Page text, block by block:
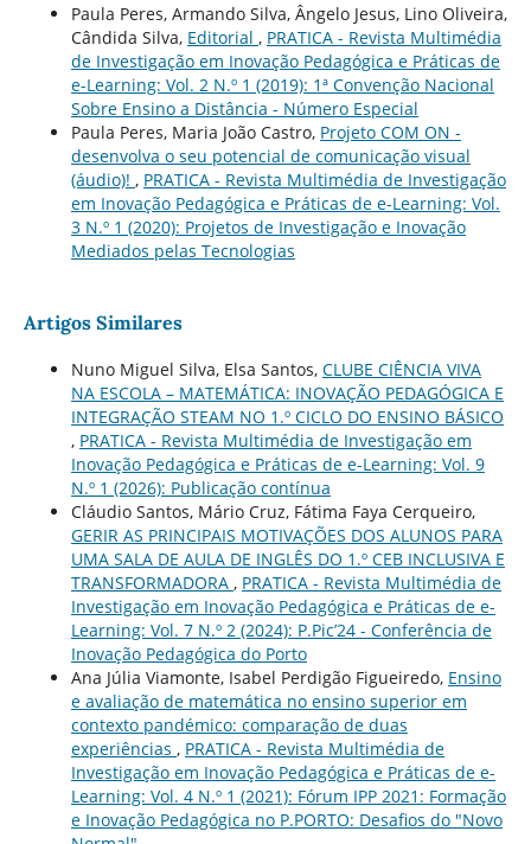
Paula Peres, Armando Silva, Ângelo Jesus, Lino Oliveira,
Cândida Silva, Editorial , PRATICA - Revista Multimédia
de Investigação em Inovação Pedagógica e Práticas de
e-Learning: Vol. 2 N.º 1 (2019): 1ª Convenção Nacional
Sobre Ensino a Distância - Número Especial
Paula Peres, Maria João Castro, Projeto COM ON -
desenvolva o seu potencial de comunicação visual
(áudio)! , PRATICA - Revista Multimédia de Investigação
em Inovação Pedagógica e Práticas de e-Learning: Vol.
3 N.º 1 (2020): Projetos de Investigação e Inovação
Mediados pelas Tecnologias
Artigos Similares
Nuno Miguel Silva, Elsa Santos, CLUBE CIÊNCIA VIVA
NA ESCOLA – MATEMÁTICA: INOVAÇÃO PEDAGÓGICA E
INTEGRAÇÃO STEAM NO 1.º CICLO DO ENSINO BÁSICO
, PRATICA - Revista Multimédia de Investigação em
Inovação Pedagógica e Práticas de e-Learning: Vol. 9
N.º 1 (2026): Publicação contínua
Cláudio Santos, Mário Cruz, Fátima Faya Cerqueiro,
GERIR AS PRINCIPAIS MOTIVAÇÕES DOS ALUNOS PARA
UMA SALA DE AULA DE INGLÊS DO 1.º CEB INCLUSIVA E
TRANSFORMADORA , PRATICA - Revista Multimédia de
Investigação em Inovação Pedagógica e Práticas de e-
Learning: Vol. 7 N.º 2 (2024): P.Pic’24 - Conferência de
Inovação Pedagógica do Porto
Ana Júlia Viamonte, Isabel Perdigão Figueiredo, Ensino
e avaliação de matemática no ensino superior em
contexto pandémico: comparação de duas
experiências , PRATICA - Revista Multimédia de
Investigação em Inovação Pedagógica e Práticas de e-
Learning: Vol. 4 N.º 1 (2021): Fórum IPP 2021: Formação
e Inovação Pedagógica no P.PORTO: Desafios do "Novo